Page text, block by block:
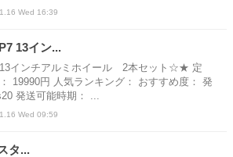
Wed 16:39
13イン...
インチアルミホイール 2本セット☆★ 定
19990円 人気ランキング： おすすめ度： 発
発送可能時期： ...
Wed 09:59
タ...